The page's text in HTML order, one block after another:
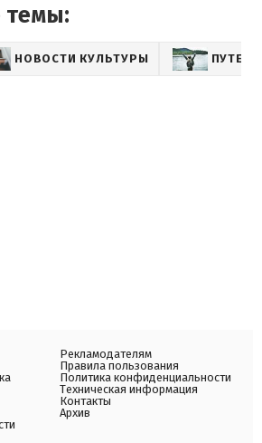
темы:
НОВОСТИ КУЛЬТУРЫ
Рекламодателям
Правила пользования
Политика конфиденциальности
Техническая информация
Контакты
Архив